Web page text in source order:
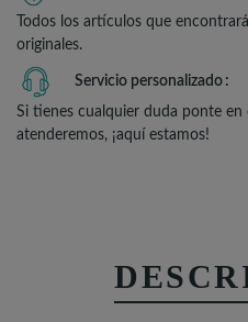
Todos los artículos que
originales.
Servicio personalizado
Si tienes cualquier duda ponte
atenderemos, ¡aquí estamos!